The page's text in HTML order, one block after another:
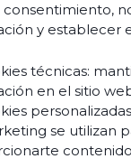
consentimiento,
y establecer
técnicas:
en el sitio
se utilizan
Guides
papers
Events